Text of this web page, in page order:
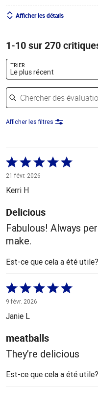
Afficher les détails
1-10 sur 270
TRIER
Le plus récent
Chercher des évaluations
Afficher les filtres
Coté
5 sur
5
21 févr. 2026
Kerri H
Delicious
Fabulous! Always
make.
Est-ce que cela a été utile?
Coté
5 sur
5
9 févr. 2026
Janie L
meatballs
They’re delicious
Est-ce que cela a été utile?